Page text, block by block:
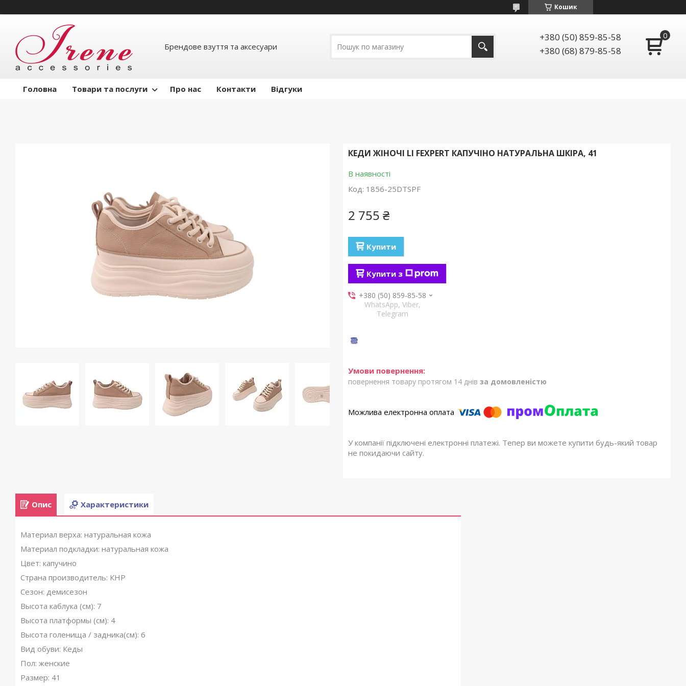
Кошик
Брендове взуття та аксесуари
+380 (50) 859-85-58
+380 (68) 879-85-58
Головна Товари та послуги Про нас Контакти Відгуки
КЕДИ ЖІНОЧІ LI FEXPERT КАПУЧІНО НАТУРАЛЬНА ШКІРА, 41
В наявності
Код: 1856-25DTSPF
2 755 ₴
Купити
Купити з
+380 (50) 859-85-58
WhatsApp, Viber,
Telegram
повернення товару протягом 14 днів за домовленістю
У компанії підключені електронні платежі. Тепер ви можете купити будь-який товар
не покидаючи сайту.
Опис Характеристики
Материал верха: натуральная кожа
Материал подкладки: натуральная кожа
Цвет: капучино
Страна производитель: КНР
Сезон: демисезон
Высота каблука (см): 7
Высота платформы (см): 4
Высота голенища / задника(см): 6
Вид обуви: Кеды
Пол: женские
Размер: 41